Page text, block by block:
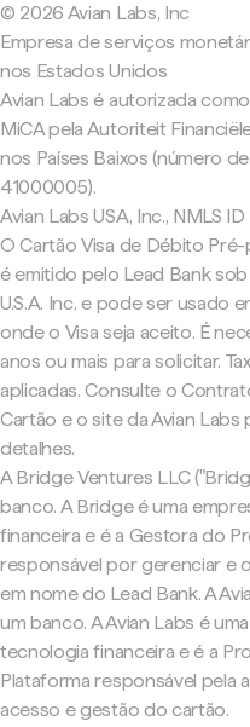
© 2026 Avian Labs, Inc
Empresa de serviços
nos Estados Unidos
Avian Labs é autorizada
MiCA pela Autoriteit
nos Países Baixos (número
41000005).
Avian Labs USA, Inc., NMLS
O Cartão Visa de Débito Pré-
é emitido pelo Lead Bank sob
U.S.A. Inc. e pode ser usado
onde o Visa seja aceito. É
anos ou mais para solicitar.
aplicadas. Consulte o
Cartão e o site da Avian Labs
detalhes.
A Bridge Ventures LLC
banco. A Bridge é uma
financeira e é a Gestora do
responsável por gerenciar e
em nome do Lead Bank. A
um banco. A Avian Labs é
tecnologia financeira e é a
Plataforma responsável pela
acesso e gestão do cartão.